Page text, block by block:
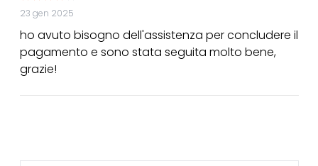
23 gen 2025
ho avuto bisogno dell'assistenza per concludere il
pagamento e sono stata seguita molto bene,
grazie!